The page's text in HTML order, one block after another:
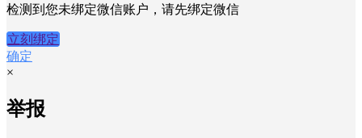
检测到您未绑定微信账户，请先绑定微信
立刻绑定
确定
×
举报